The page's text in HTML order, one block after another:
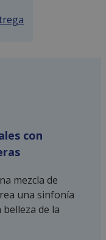
con
mezcla de
una sinfonía
de la